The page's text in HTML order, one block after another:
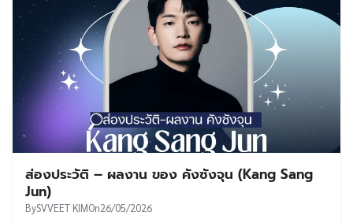
ส่องประวัติ – ผลงาน ของ คังซังจุน (Kang Sang
Jun)
BySVVEET KIMOn26/05/2026